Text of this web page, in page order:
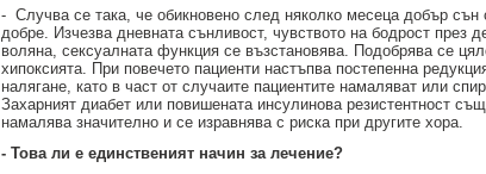
- Случва се така, че обикновено след няколко месеца добър сън
добре. Изчезва дневната сънливост, чувството на бодрост през
воляна, сексуалната функция се възстановява. Подобрява се
хипоксията. При повечето пациенти настъпва постепенна
налягане, като в част от случаите пациентите намаляват или
Захарният диабет или повишената инсулинова резистентност
намалява значително и се изравнява с риска при другите хора.
- Това ли е единственият начин за лечение?